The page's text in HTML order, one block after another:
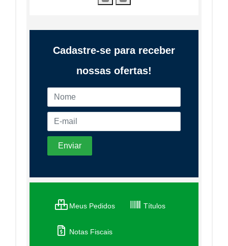
Cadastre-se para receber
nossas ofertas!
Meus Pedidos Títulos
Notas Fiscais